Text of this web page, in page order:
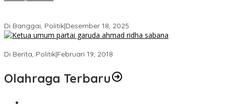
Di Banggai, Politik|Desember 18, 2025
Di Berita, Politik|Februari 19, 2018
Olahraga Terbaru